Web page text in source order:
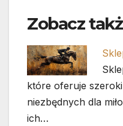
Zobacz
które oferuje
niezbędnych dla
ich…